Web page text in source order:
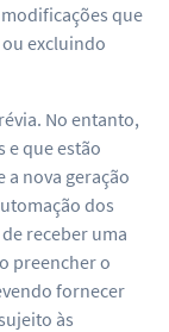
modificações que
excluindo
No entanto,
e que estão
nova geração
dos
receber uma
preencher o
fornecer
às